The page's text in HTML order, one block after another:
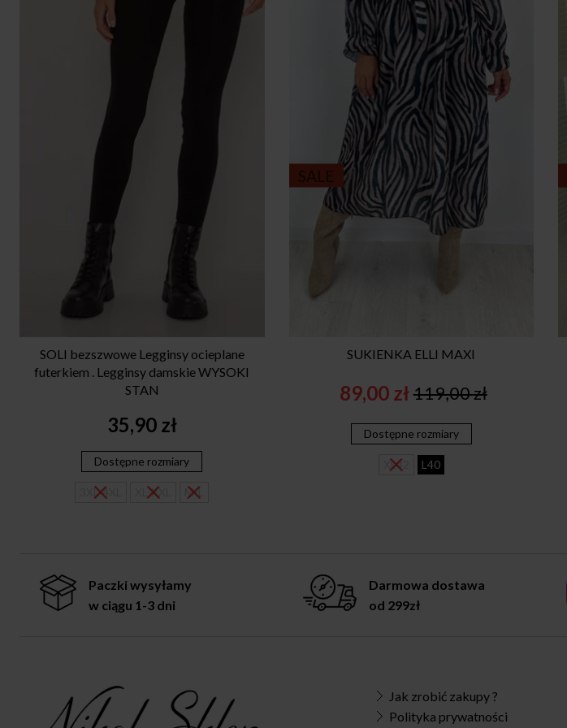
SOLI bezszwowe Legginsy ocieplane
futerkiem . Legginsy damskie WYSOKI
STAN
35,90 zł
Dostępne rozmiary
3XL-4XL XL-XXL M-L
SALE
SUKIENKA ELLI MAXI
119,00zł
Original
price
was:
119,00 zł.
89,00 złCurrent
price
is:
89,00 zł.
Dostępne rozmiary
XL42 L40
Paczki wysyłamy
w ciągu 1-3 dni
Darmowa dostawa
od 299zł
Jak zrobić zakupy ?
Polityka prywatności